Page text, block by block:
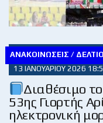
ΑΝΑΚΟΙΝΏΣΕΙΣ /
13 ΙΑΝΟΥΑΡΊΟΥ 2026
Διαθέσιμο
53ης Γιορτής
ηλεκτρονική